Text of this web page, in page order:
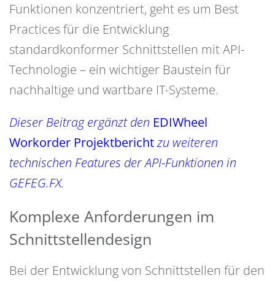
Funktionen konzentriert, geht es um Best
Practices für die Entwicklung
standardkonformer Schnittstellen mit API-
Technologie – ein wichtiger Baustein für
nachhaltige und wartbare IT-Systeme.
Dieser Beitrag ergänzt den EDIWheel
Workorder Projektberichtzu weiteren
technischen Features der API-Funktionen in
GEFEG.FX.
Komplexe Anforderungen im
Schnittstellendesign
Bei der Entwicklung von Schnittstellen für den